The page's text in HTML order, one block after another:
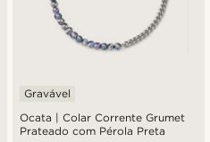
Ocata | Colar Corrente Grumet
Prateado com Pérola Preta
Gravável